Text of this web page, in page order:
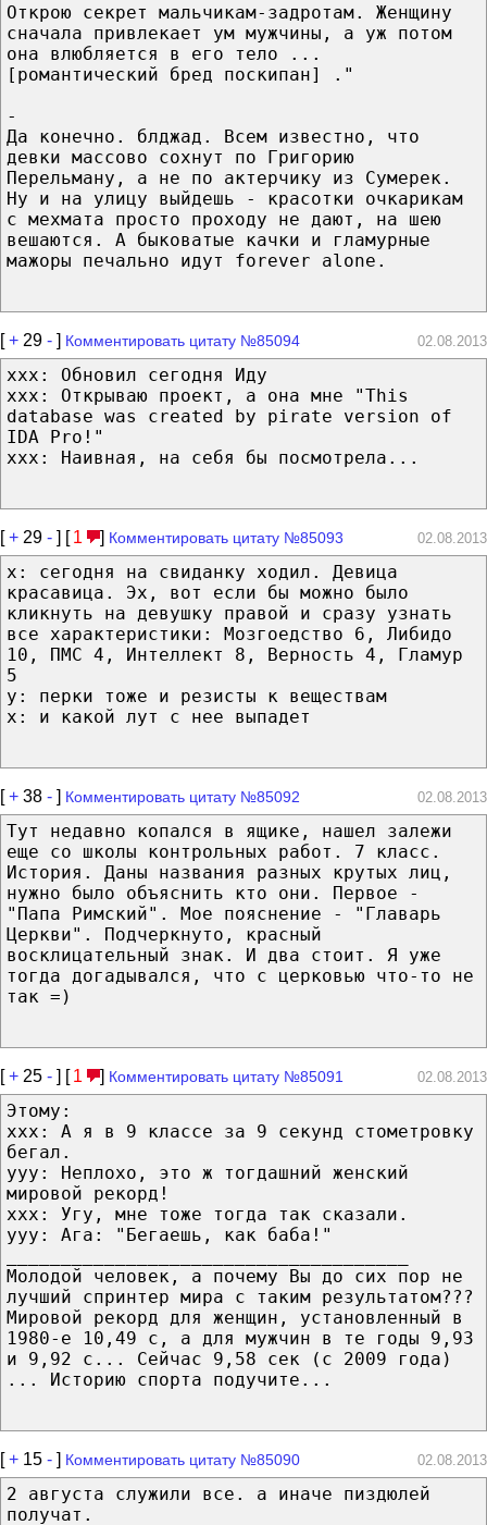
Открою секрет мальчикам-задротам. Женщину
сначала привлекает ум мужчины, а уж потом
она влюбляется в его тело ...
[романтический бред поскипан] ."
-
Да конечно. блджад. Всем известно, что
девки массово сохнут по Григорию
Перельману, а не по актерчику из Сумерек.
Ну и на улицу выйдешь - красотки очкарикам
с мехмата просто проходу не дают, на шею
вешаются. А быковатые качки и гламурные
мажоры печально идут forever alone.
[+ 29 - ] Комментировать цитату №85094 02.08.2013
xxx: Обновил сегодня Иду
xxx: Открываю проект, а она мне "This
database was created by pirate version of
IDA Pro!"
xxx: Наивная, на себя бы посмотрела...
[+ 29 - ] [ 1 ] Комментировать цитату №85093 02.08.2013
x: сегодня на свиданку ходил. Девица
красавица. Эх, вот если бы можно было
кликнуть на девушку правой и сразу узнать
все характеристики: Мозгоедство 6, Либидо
10, ПМС 4, Интеллект 8, Верность 4, Гламур
5
y: перки тоже и резисты к веществам
x: и какой лут с нее выпадет
[+ 38 - ] Комментировать цитату №85092 02.08.2013
Тут недавно копался в ящике, нашел залежи
еще со школы контрольных работ. 7 класс.
История. Даны названия разных крутых лиц,
нужно было объяснить кто они. Первое -
"Папа Римский". Мое пояснение - "Главарь
Церкви". Подчеркнуто, красный
восклицательный знак. И два стоит. Я уже
тогда догадывался, что с церковью что-то не
так =)
[+ 25 - ] [ 1 ] Комментировать цитату №85091 02.08.2013
Этому:
ххх: А я в 9 классе за 9 секунд стометровку
бегал.
ууу: Неплохо, это ж тогдашний женский
мировой рекорд!
ххх: Угу, мне тоже тогда так сказали.
ууу: Ага: "Бегаешь, как баба!"
Молодой человек, а почему Вы до сих пор не
лучший спринтер мира с таким результатом???
Мировой рекорд для женщин, установленный в
1980-е 10,49 с, а для мужчин в те годы 9,93
и 9,92 с... Сейчас 9,58 сек (с 2009 года)
... Историю спорта подучите...
[+ 15 - ] Комментировать цитату №85090 02.08.2013
2 августа служили все. а иначе пиздюлей
получат.